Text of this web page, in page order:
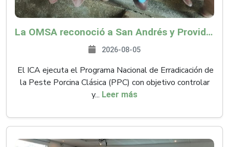
La OMSA reconoció a San Andrés y Providencia como zona libre de Peste Porcina Clásica (PPC)
2026-08-05
El ICA ejecuta el Programa Nacional de Erradicación de
la Peste Porcina Clásica (PPC) con objetivo controlar
y... Leer más